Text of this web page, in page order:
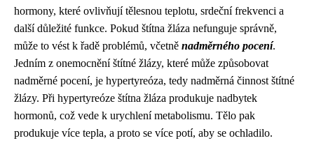
hormony, které ovlivňují tělesnou teplotu, srdeční frekvenci a
další důležité funkce. Pokud štítna žláza nefunguje správně,
může to vést k řadě problémů, včetně nadměrného pocení.
Jedním z onemocnění štítné žlázy, které může způsobovat
nadměrné pocení, je hypertyreóza, tedy nadměrná činnost štítné
žlázy. Při hypertyreóze štítna žláza produkuje nadbytek
hormonů, což vede k urychlení metabolismu. Tělo pak
produkuje více tepla, a proto se více potí, aby se ochladilo.